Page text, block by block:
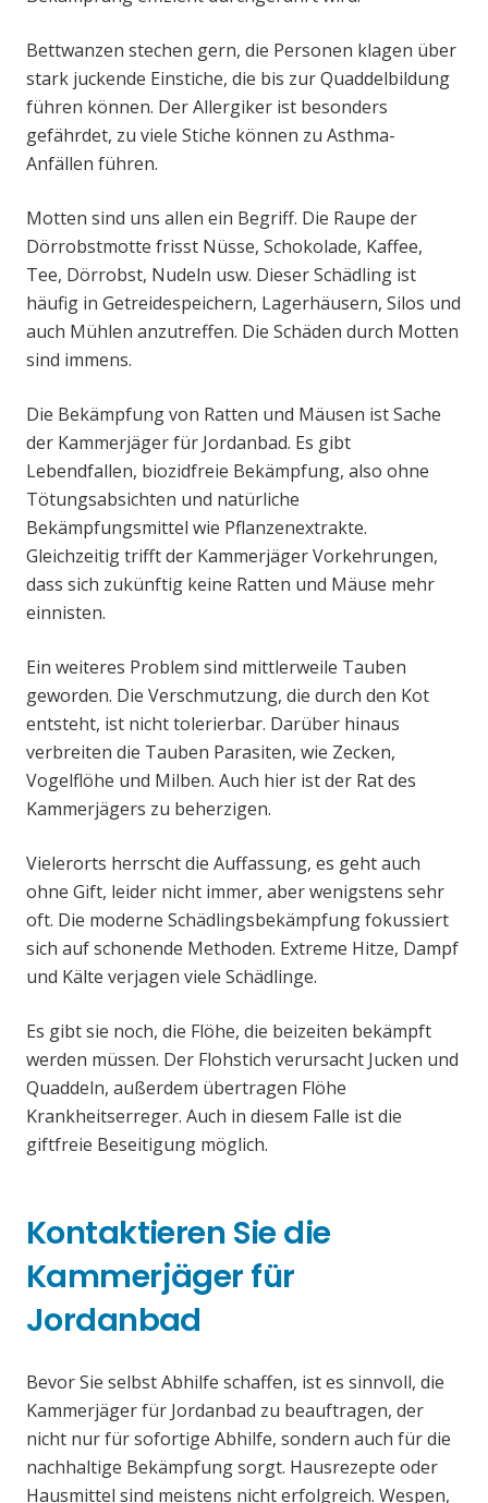
Bettwanzen stechen gern, die Personen klagen über
stark juckende Einstiche, die bis zur Quaddelbildung
führen können. Der Allergiker ist besonders
gefährdet, zu viele Stiche können zu Asthma-
Anfällen führen.
Motten sind uns allen ein Begriff. Die Raupe der
Dörrobstmotte frisst Nüsse, Schokolade, Kaffee,
Tee, Dörrobst, Nudeln usw. Dieser Schädling ist
häufig in Getreidespeichern, Lagerhäusern, Silos und
auch Mühlen anzutreffen. Die Schäden durch Motten
sind immens.
Die Bekämpfung von Ratten und Mäusen ist Sache
der Kammerjäger für Jordanbad. Es gibt
Lebendfallen, biozidfreie Bekämpfung, also ohne
Tötungsabsichten und natürliche
Bekämpfungsmittel wie Pflanzenextrakte.
Gleichzeitig trifft der Kammerjäger Vorkehrungen,
dass sich zukünftig keine Ratten und Mäuse mehr
einnisten.
Ein weiteres Problem sind mittlerweile Tauben
geworden. Die Verschmutzung, die durch den Kot
entsteht, ist nicht tolerierbar. Darüber hinaus
verbreiten die Tauben Parasiten, wie Zecken,
Vogelflöhe und Milben. Auch hier ist der Rat des
Kammerjägers zu beherzigen.
Vielerorts herrscht die Auffassung, es geht auch
ohne Gift, leider nicht immer, aber wenigstens sehr
oft. Die moderne Schädlingsbekämpfung fokussiert
sich auf schonende Methoden. Extreme Hitze, Dampf
und Kälte verjagen viele Schädlinge.
Es gibt sie noch, die Flöhe, die beizeiten bekämpft
werden müssen. Der Flohstich verursacht Jucken und
Quaddeln, außerdem übertragen Flöhe
Krankheitserreger. Auch in diesem Falle ist die
giftfreie Beseitigung möglich.
Kontaktieren Sie die
Kammerjäger für
Jordanbad
Bevor Sie selbst Abhilfe schaffen, ist es sinnvoll, die
Kammerjäger für Jordanbad zu beauftragen, der
nicht nur für sofortige Abhilfe, sondern auch für die
nachhaltige Bekämpfung sorgt. Hausrezepte oder
Hausmittel sind meistens nicht erfolgreich. Wespen,